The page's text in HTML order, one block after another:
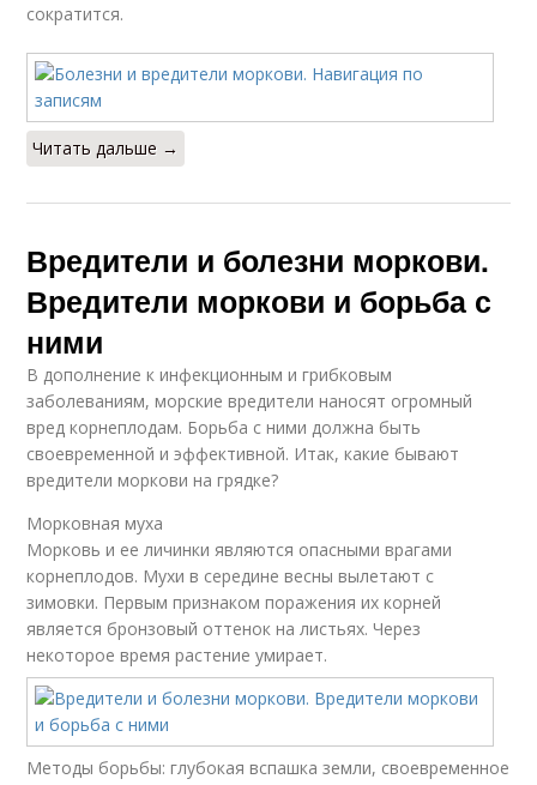
сократится.
Читать дальше →
Вредители и болезни моркови.
Вредители моркови и борьба с
ними
В дополнение к инфекционным и грибковым
заболеваниям, морские вредители наносят огромный
вред корнеплодам. Борьба с ними должна быть
своевременной и эффективной. Итак, какие бывают
вредители моркови на грядке?
Морковная муха
Морковь и ее личинки являются опасными врагами
корнеплодов. Мухи в середине весны вылетают с
зимовки. Первым признаком поражения их корней
является бронзовый оттенок на листьях. Через
некоторое время растение умирает.
Методы борьбы: глубокая вспашка земли, своевременное